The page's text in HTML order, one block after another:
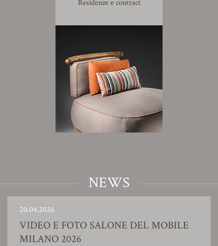
Residenze e contract
NEWS
20.04.2026
VIDEO E FOTO SALONE DEL MOBILE
MILANO 2026